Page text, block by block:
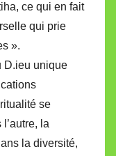
ce qui en fait
qui prie
».
D.ieu unique
se
la
la diversité,